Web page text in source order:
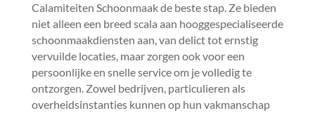
Calamiteiten Schoonmaak de beste stap.​ Ze bieden
niet alleen een breed scala aan hooggespecialiseerde
schoonmaakdiensten aan, van delict tot ernstig
vervuilde locaties, maar zorgen ook voor een
persoonlijke en snelle service om je volledig te
ontzorgen.​ Zowel bedrijven, particulieren als
overheidsinstanties kunnen op hun vakmanschap